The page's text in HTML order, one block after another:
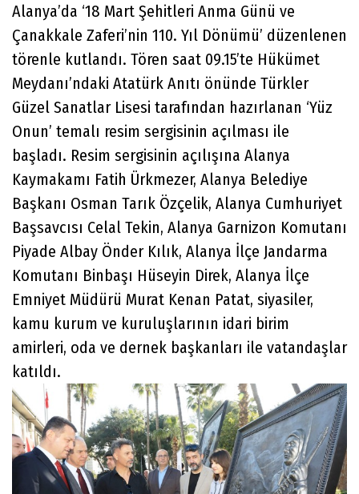
Alanya’da ‘18 Mart Şehitleri Anma Günü ve
Çanakkale Zaferi’nin 110. Yıl Dönümü’ düzenlenen
törenle kutlandı. Tören saat 09.15’te Hükümet
Meydanı’ndaki Atatürk Anıtı önünde Türkler
Güzel Sanatlar Lisesi tarafından hazırlanan ‘Yüz
Onun’ temalı resim sergisinin açılması ile
başladı. Resim sergisinin açılışına Alanya
Kaymakamı Fatih Ürkmezer, Alanya Belediye
Başkanı Osman Tarık Özçelik, Alanya Cumhuriyet
Başsavcısı Celal Tekin, Alanya Garnizon Komutanı
Piyade Albay Önder Kılık, Alanya İlçe Jandarma
Komutanı Binbaşı Hüseyin Direk, Alanya İlçe
Emniyet Müdürü Murat Kenan Patat, siyasiler,
kamu kurum ve kuruluşlarının idari birim
amirleri, oda ve dernek başkanları ile vatandaşlar
katıldı.